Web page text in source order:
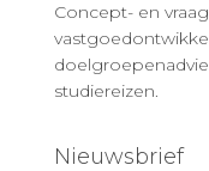
Concept- en
studiereizen.
Nieuwsbrief